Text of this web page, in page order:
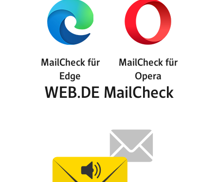
MailCheck für
Edge
MailCheck für
Opera
WEB.DE MailCheck